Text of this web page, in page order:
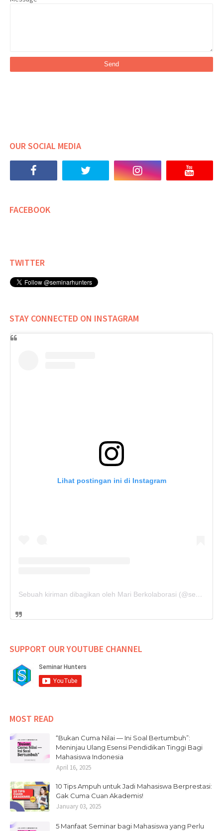
OUR SOCIAL MEDIA
FACEBOOK
TWITTER
STAY CONNECTED ON INSTAGRAM
Lihat postingan ini di Instagram
Sebuah kiriman dibagikan oleh Mari Berkolaborasi (@seminarhunters)
SUPPORT OUR YOUTUBE CHANNEL
MOST READ
“Bukan Cuma Nilai — Ini Soal Bertumbuh”:
Meninjau Ulang Esensi Pendidikan Tinggi Bagi
Mahasiswa Indonesia
April 16, 2025
10 Tips Ampuh untuk Jadi Mahasiswa Berprestasi:
Gak Cuma Cuan Akademis!
January 03, 2025
5 Manfaat Seminar bagi Mahasiswa yang Perlu